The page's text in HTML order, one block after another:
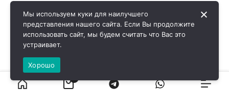
Мы используем куки для наилучшего
представления нашего сайта. Если Вы продолжите
использовать сайт, мы будем считать что Вас это
устраивает.
Хорошо